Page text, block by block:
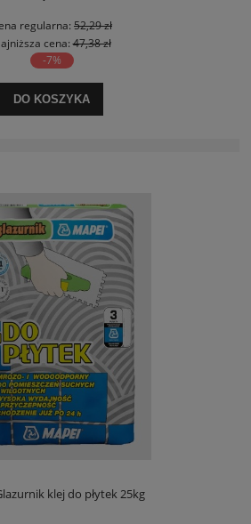
regularna: 52,29 zł
cena:47,38 zł
-7%
DO KOSZYKA
klej do płytek 25kg